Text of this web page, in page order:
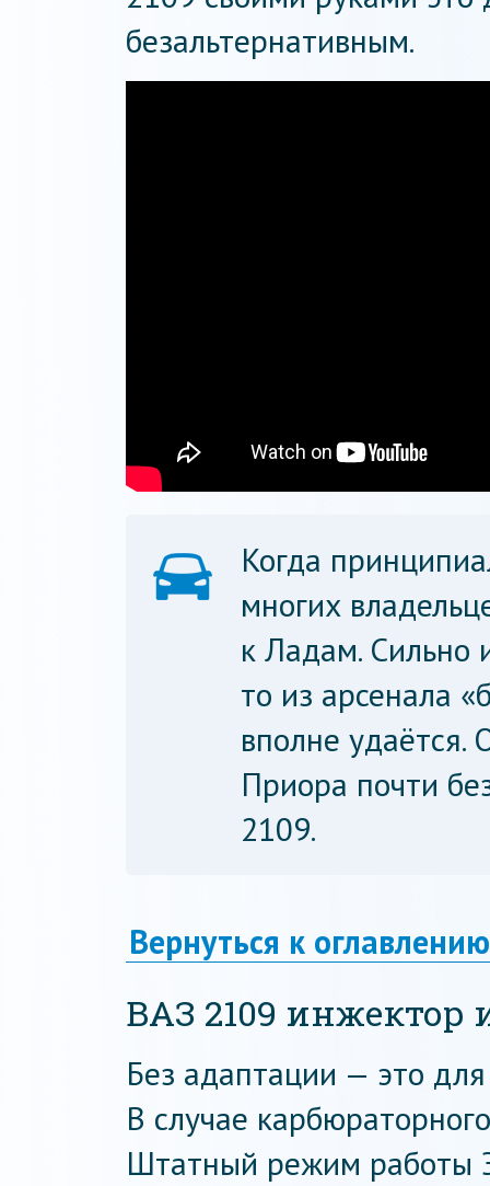
безальтернативным.
Когда
многих
к Ладам. Сильно
то из арсенала
вполне удаётся.
Приора почти
2109.
Вернуться к оглавлению
ВАЗ 2109 инжектор
Без адаптации — это
В случае
Штатный режим работы